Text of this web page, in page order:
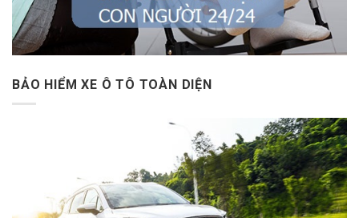
BẢO HIỂM XE Ô TÔ TOÀN DIỆN